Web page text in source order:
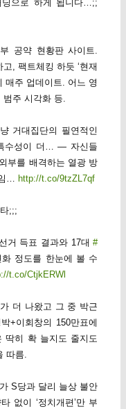
으로 하게 됩니다…;;
공약 현황판 사이트.
, 팩트체킹 하듯 ‘현재
매주 업데이트. 어느 영
범주 시각화 등.
거대집단의 필연적인
수성이 더… — 자신들
부를 배격하는 열광 방
… http://t.co/9tzZL7qf
;;;
거 득표 결과와 17대#
정도를 한눈에 볼 수
t.co/CtjkERWl
더 나왔고 그 중 박근
+이회창의 150만표에
딱히 확 늘지도 줄지도
따름.
S당과 달리 늘상 불안
없이 ‘정치개편’만 부